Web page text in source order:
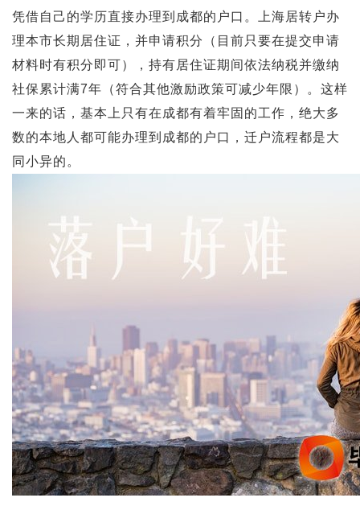
凭借自己的学历直接办理到成都的户口。上海居转户办
理本市长期居住证，并申请积分（目前只要在提交申请
材料时有积分即可），持有居住证期间依法纳税并缴纳
社保累计满7年（符合其他激励政策可减少年限）。这样
一来的话，基本上只有在成都有着牢固的工作，绝大多
数的本地人都可能办理到成都的户口，迁户流程都是大
同小异的。